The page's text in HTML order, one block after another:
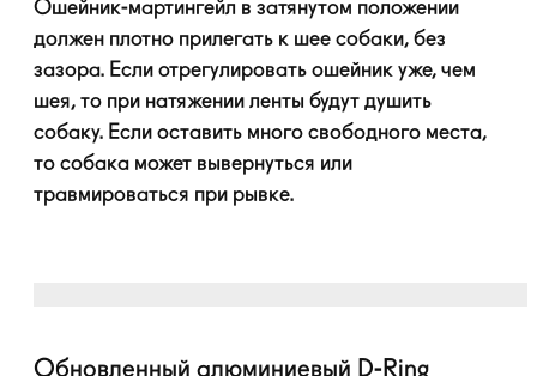
Ошейник-мартингейл в затянутом положении
должен плотно прилегать к шее собаки, без
зазора. Если отрегулировать ошейник уже, чем
шея, то при натяжении ленты будут душить
собаку. Если оставить много свободного места,
то собака может вывернуться или
травмироваться при рывке.
Обновленный алюминиевый D-Ring